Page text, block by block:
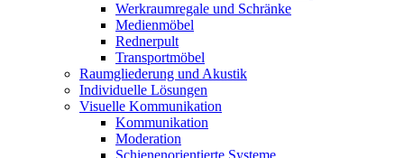
Werkraumregale und Schränke
Medienmöbel
Rednerpult
Transportmöbel
Raumgliederung und Akustik
Individuelle Lösungen
Visuelle Kommunikation
Kommunikation
Moderation